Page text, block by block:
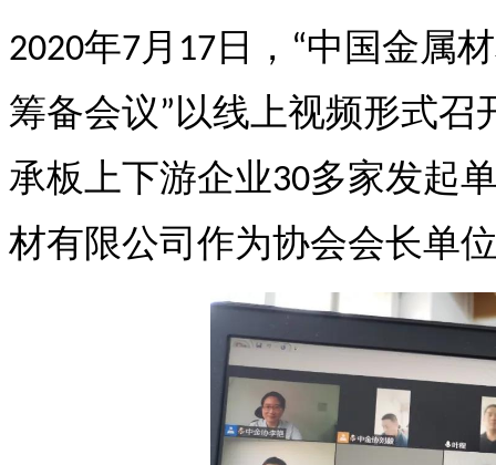
2020年7月 17 日， “中国金属
筹备会议” 以线上视频形式召
承板上下游企业30多家发起
材有限公司作为协会会长单